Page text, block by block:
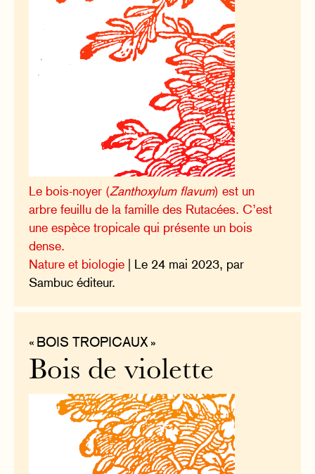
Le bois-noyer (Zanthoxylum flavum) est un
arbre feuillu de la famille des Rutacées. C’est
une espèce tropicale qui présente un bois
dense.
Nature et biologie | Le 24 mai 2023, par
Sambuc éditeur.
« BOIS TROPICAUX »
Bois de violette